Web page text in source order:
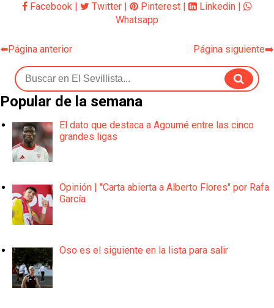
Facebook
Twitter Pinterest Linkedin
Whatsapp
⬅️Página anterior Página siguiente➡️
Popular de la semana
El dato que destaca a Agoumé entre las cinco
grandes ligas
Opinión | "Carta abierta a Alberto Flores" por Rafa
García
Oso es el siguiente en la lista para salir